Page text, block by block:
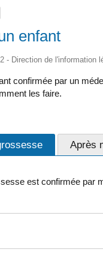
enfant
- Direction de l'information
confirmée par un
les faire.
Après
est confirmée par